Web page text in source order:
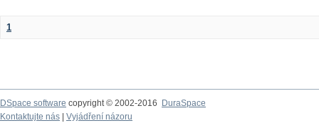
1
DSpace software copyright © 2002-2016
DuraSpace
Kontaktujte nás
Vyjádření názoru